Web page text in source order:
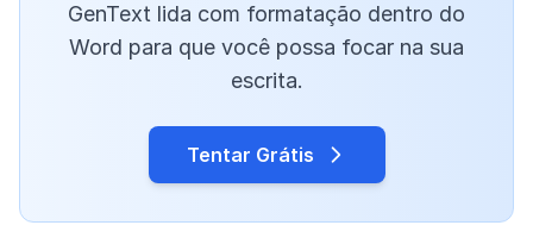
GenText lida com formatação dentro do
Word para que você possa focar na sua
escrita.
Tentar Grátis